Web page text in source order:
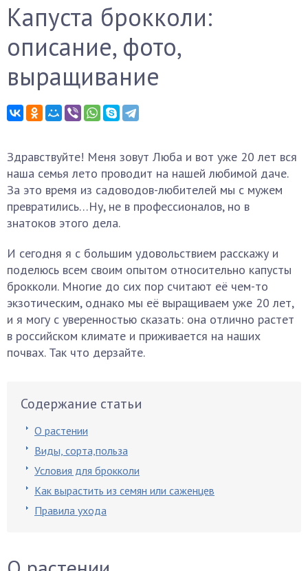
Капуста брокколи:
описание, фото,
выращивание
Здравствуйте! Меня зовут Люба и вот уже 20 лет вся
наша семья лето проводит на нашей любимой даче.
За это время из садоводов-любителей мы с мужем
превратились…Ну, не в профессионалов, но в
знатоков этого дела.
И сегодня я с большим удовольствием расскажу и
поделюсь всем своим опытом относительно капусты
брокколи. Многие до сих пор считают её чем-то
экзотическим, однако мы её выращиваем уже 20 лет,
и я могу с уверенностью сказать: она отлично растет
в российском климате и приживается на наших
почвах. Так что дерзайте.
Содержание статьи
О растении
Виды, сорта,польза
Условия для брокколи
Как вырастить из семян или саженцев
Правила ухода